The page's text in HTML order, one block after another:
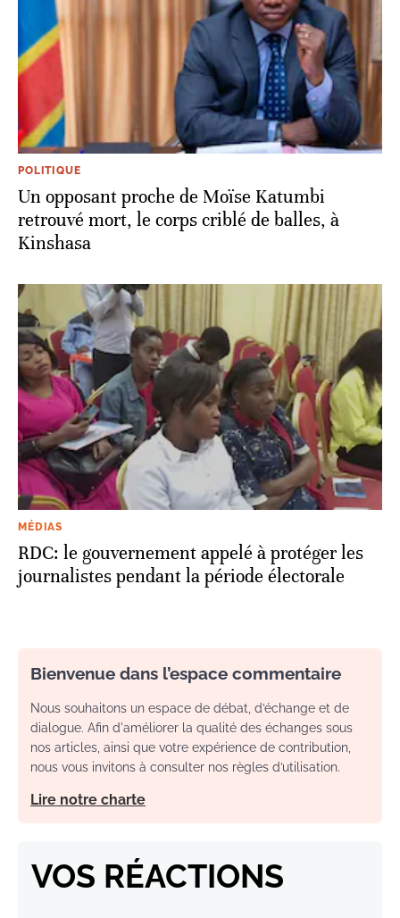
POLITIQUE
Un opposant proche de Moïse Katumbi
retrouvé mort, le corps criblé de balles, à
Kinshasa
MÉDIAS
RDC: le gouvernement appelé à protéger les
journalistes pendant la période électorale
Bienvenue dans l’espace commentaire
Nous souhaitons un espace de débat, d’échange et de
dialogue. Afin d'améliorer la qualité des échanges sous
nos articles, ainsi que votre expérience de contribution,
nous vous invitons à consulter nos règles d’utilisation.
Lire notre charte
VOS RÉACTIONS